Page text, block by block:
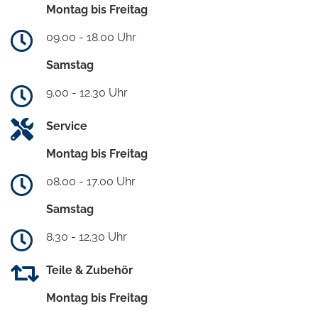
Montag bis Freitag
09.00 - 18.00 Uhr
Samstag
9.00 - 12.30 Uhr
Service
Montag bis Freitag
08.00 - 17.00 Uhr
Samstag
8.30 - 12.30 Uhr
Teile & Zubehör
Montag bis Freitag